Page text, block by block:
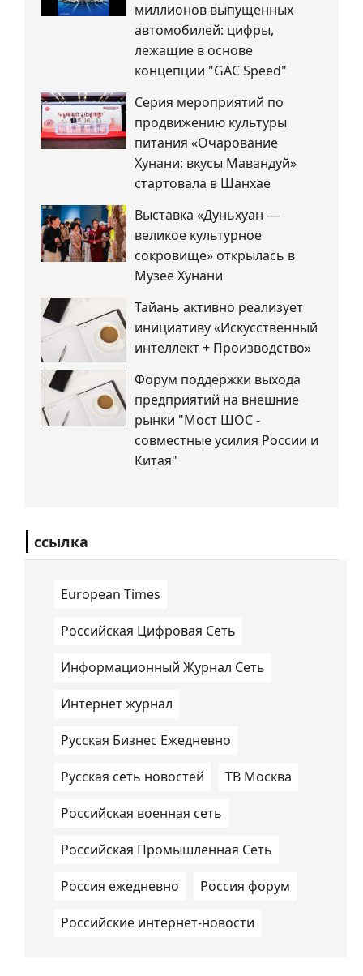
миллионов выпущенных
автомобилей: цифры,
лежащие в основе
концепции "GAC Speed"
Серия мероприятий по
продвижению культуры
питания «Очарование
Хунани: вкусы Мавандуй»
стартовала в Шанхае
Выставка «Дуньхуан —
великое культурное
сокровище» открылась в
Музее Хунани
Тайань активно реализует
инициативу «Искусственный
интеллект + Производство»
Форум поддержки выхода
предприятий на внешние
рынки "Мост ШОС -
совместные усилия России и
Китая"
ссылка
European Times
Российская Цифровая Сеть
Информационный Журнал Сеть
Интернет журнал
Русская Бизнес Ежедневно
Русская сеть новостей ТВ Москва
Российская военная сеть
Российская Промышленная Сеть
Россия ежедневно Россия форум
Российские интернет-новости